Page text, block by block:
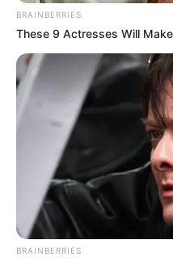
Χαλκίδα:
24.09.2025, 14:31
1 3
BRAINBERRIES
These 9 Actresses Will
BRAINBERRIES